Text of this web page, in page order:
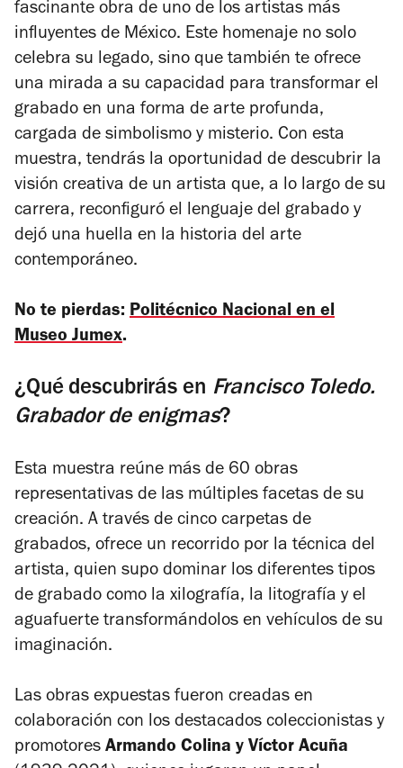
fascinante obra de uno de los artistas más
influyentes de México. Este homenaje no solo
celebra su legado, sino que también te ofrece
una mirada a su capacidad para transformar el
grabado en una forma de arte profunda,
cargada de simbolismo y misterio. Con esta
muestra, tendrás la oportunidad de descubrir la
visión creativa de un artista que, a lo largo de su
carrera, reconfiguró el lenguaje del grabado y
dejó una huella en la historia del arte
contemporáneo.
No te pierdas: Politécnico Nacional en el
Museo Jumex.
¿Qué descubrirás en Francisco Toledo.
Grabador de enigmas?
Esta muestra reúne más de 60 obras
representativas de las múltiples facetas de su
creación. A través de cinco carpetas de
grabados, ofrece un recorrido por la técnica del
artista, quien supo dominar los diferentes tipos
de grabado como la xilografía, la litografía y el
aguafuerte transformándolos en vehículos de su
imaginación.
Las obras expuestas fueron creadas en
colaboración con los destacados coleccionistas y
promotores Armando Colina y Víctor Acuña